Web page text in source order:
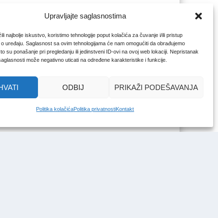
Upravljajte saglasnostima
najbolje iskustvo, koristimo tehnologije poput kolačića za čuvanje i/ili pristup
uređaju. Saglasnost sa ovim tehnologijama će nam omogućiti da obrađujemo
su ponašanje pri pregledanju ili jedinstveni ID-ovi na ovoj web lokaciji. Nepristanak
može negativno uticati na određene karakteristike i funkcije.
ODBIJ PRIKAŽI PODEŠAVANJA
Politika kolačićaPolitika privatnostiKontakt